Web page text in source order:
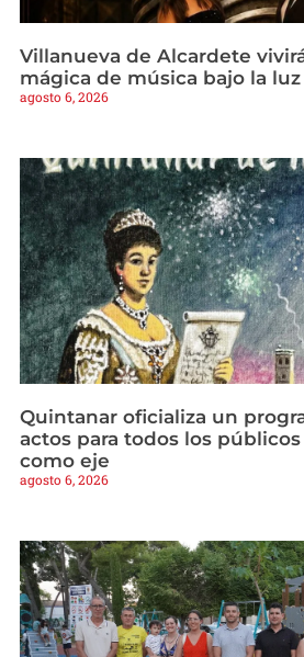
Villanueva de Alcardete
mágica de música bajo la
agosto 6, 2026
Quintanar oficializa un
actos para todos los
como eje
agosto 6, 2026